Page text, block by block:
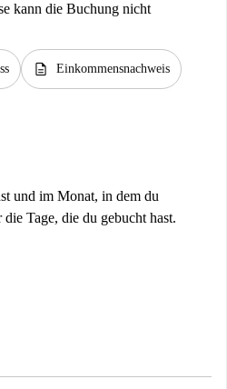
kann die Buchung nicht
description Einkommensnachweis
und im Monat, in dem du
Tage, die du gebucht hast.